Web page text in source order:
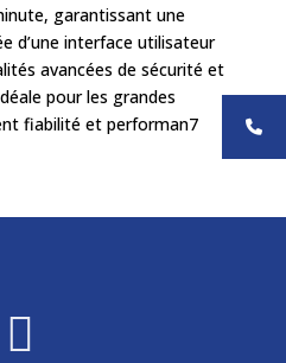
garantissant une
d’une interface utilisateur
avancées de sécurité et
pour les grandes
fiabilité et performan7
